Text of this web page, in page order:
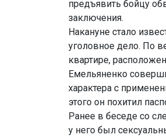
предъявить бойцу
заключения.
Накануне стало
уголовное дело. По
квартире,
Емельяненко
характера с
этого он похитил
Ранее в беседе со
у него был